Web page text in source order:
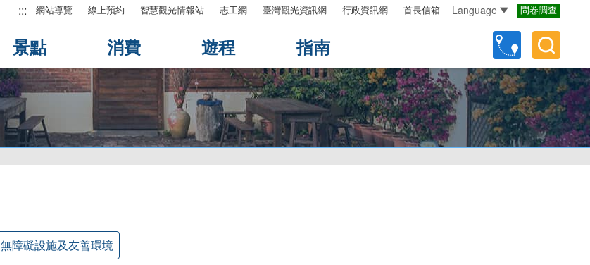
::: 網站導覽 線上預約 智慧觀光情報站 志工網 臺灣觀光資訊網 行政資訊網 首長信箱 Language 問卷調查
景點 消費 遊程 指南
無障礙設施及友善環境